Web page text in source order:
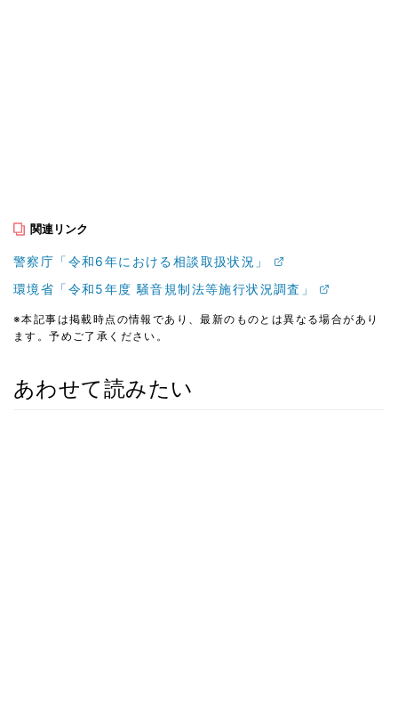
関連リンク
警察庁「令和6年における相談取扱状況」
環境省「令和5年度 騒音規制法等施行状況調査」
※本記事は掲載時点の情報であり、最新のものとは異なる場合があり
ます。予めご了承ください。
あわせて読みたい